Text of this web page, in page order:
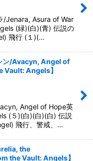
/Jenara, Asura of War
(緑)(白)(青) 伝説の
飛行 (１)(…
ン/Avacyn, Angel of
Vault: Angels】
Angel of Hope英
(５)(白)(白)(白) 伝説
飛行、警戒、…
the
the Vault: Angels】